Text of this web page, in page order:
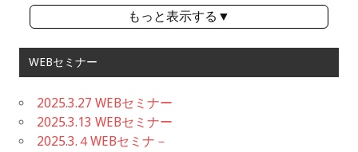
もっと表示する▼
WEBセミナー
2025.3.27 WEBセミナー
2025.3.13 WEBセミナー
2025.3.４WEBセミナ－